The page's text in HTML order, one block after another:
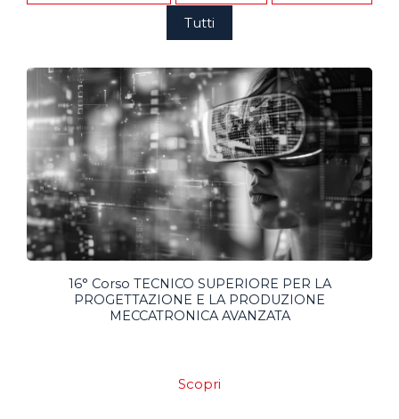
Tutti
16° Corso TECNICO SUPERIORE PER LA
PROGETTAZIONE E LA PRODUZIONE
MECCATRONICA AVANZATA
Scopri